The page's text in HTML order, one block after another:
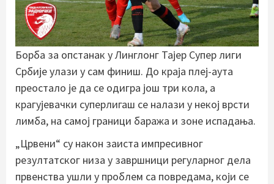
Борба за опстанак у Линглонг Тајер Супер лиги
Србије улази у сам финиш. До краја плеј-аута
преостало је да се одигра још три кола, а
крагујевачки суперлигаш се налази у некој врсти
лимба, на самој граници баража и зоне испадања.
„Црвени“ су након заиста импресивног
резултатског низа у завршници регуларног дела
првенства ушли у проблем са повредама, који се